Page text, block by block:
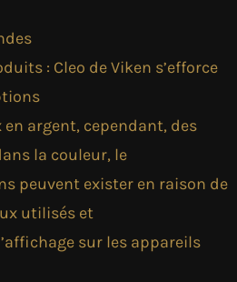
: Cleo de Viken s’efforce
argent, cependant, des
la couleur, le
peuvent exister en raison de
utilisés et
sur les appareils